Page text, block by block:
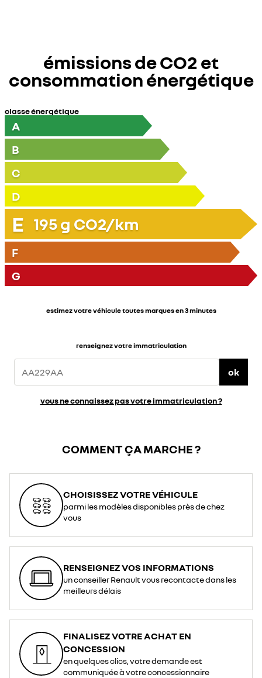
émissions de CO2 et
consommation énergétique
classe énergétique
A
B
C
D
E 195g CO2/km
F
G
estimez votre véhicule toutes marques en 3 minutes
renseignez votre immatriculation
ok
vous ne connaissez pas votre immatriculation ?
COMMENT ÇA MARCHE ?
CHOISISSEZ VOTRE VÉHICULE
parmi les modèles disponibles près de chez
vous
RENSEIGNEZ VOS INFORMATIONS
un conseiller Renault vous recontacte dans les
meilleurs délais
FINALISEZ VOTRE ACHAT EN
CONCESSION
en quelques clics, votre demande est
communiquée à votre concessionnaire